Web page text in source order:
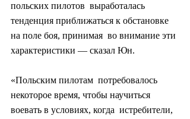
польских пилотов  выработалась
тенденция приближаться к обстановке
на поле боя, принимая  во внимание эти
характеристики — сказал Юн.
«Польским пилотам  потребовалось
некоторое время, чтобы научиться
воевать в условиях, когда  истребители,